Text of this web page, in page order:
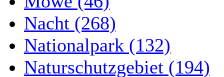
Nacht (268)
Nationalpark (132)
Naturschutzgebiet (194)